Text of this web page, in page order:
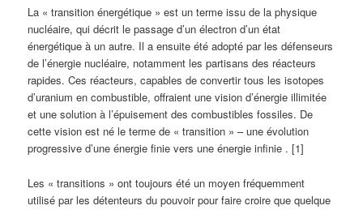
La « transition énergétique » est un terme issu de la physique
nucléaire, qui décrit le passage d’un électron d’un état
énergétique à un autre. Il a ensuite été adopté par les défenseurs
de l’énergie nucléaire, notamment les partisans des réacteurs
rapides. Ces réacteurs, capables de convertir tous les isotopes
d’uranium en combustible, offraient une vision d’énergie illimitée
et une solution à l’épuisement des combustibles fossiles. De
cette vision est né le terme de « transition » – une évolution
progressive d’une énergie finie vers une énergie infinie . [1]
Les « transitions » ont toujours été un moyen fréquemment
utilisé par les détenteurs du pouvoir pour faire croire que quelque